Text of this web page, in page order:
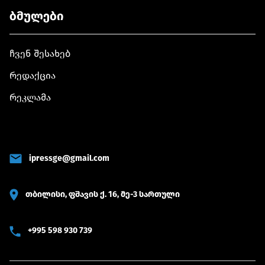
ბმულები
ჩვენ შესახებ
რედაქცია
რეკლამა
ipressge@gmail.com
თბილისი, ფშავის ქ. 16, მე-3 სართული
+995 598 930 739